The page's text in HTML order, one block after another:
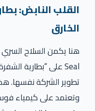
القلب النابض:
الخارق
تطوير الشركة نفسها.